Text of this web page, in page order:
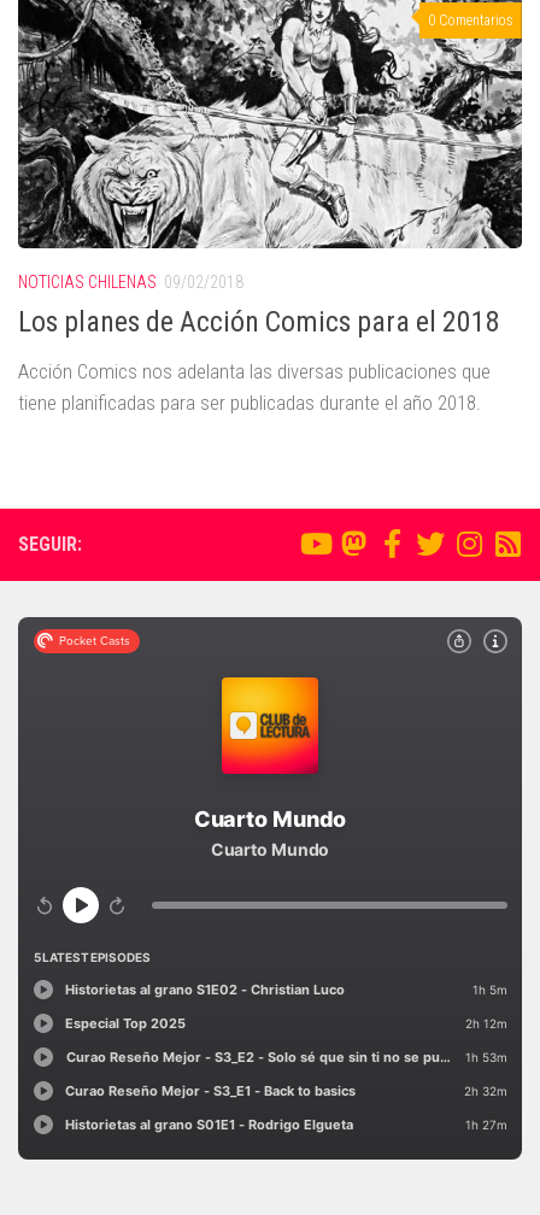
0 Comentarios
NOTICIAS CHILENAS 09/02/2018
Los planes de Acción Comics para el 2018
Acción Comics nos adelanta las diversas publicaciones que
tiene planificadas para ser publicadas durante el año 2018.
SEGUIR: